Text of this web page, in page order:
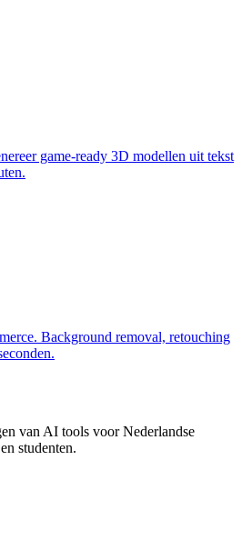
game-ready 3D modellen uit tekst
Background removal, retouching
van AI tools voor Nederlandse
studenten.